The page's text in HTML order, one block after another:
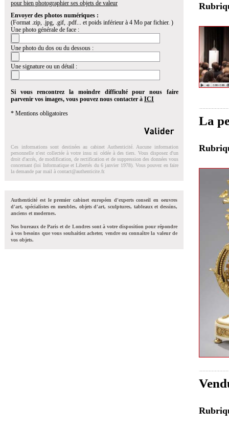
pour bien photographier ses objets de valeur
Envoyer des photos numériques :
(Format .zip, .jpg, .gif, .pdf... et poids inférieur à 4 Mo par fichier. )
Une photo générale de face :
Une photo du dos ou du dessous :
Une signature ou un détail :
Si vous rencontrez la moindre difficulté pour nous faire
parvenir vos images, vous pouvez nous contacter à ICI
* Mentions obligatoires
Ces informations sont destinées au cabinet Authenticité. Aucune information
personnelle n'est collectée à votre insu ni cédée à des tiers. Vous disposez d'un
droit d'accés, de modification, de rectification et de suppression des données vous
concernant (loi Informatique et Libertés du 6 janvier 1978). Vous pouvez en faire
la demande par mail à contact@authenticite.fr.
Authenticité est le premier cabinet européen d'experts conseil en oeuvres
d'art, spécialistes en meubles, objets d'art, sculptures, tableaux et dessins,
anciens et modernes.
Nos bureaux de Paris et de Londres sont à votre disposition pour répondre
à vos besoins que vous souhaitiez acheter, vendre ou connaître la valeur de
vos objets.
La